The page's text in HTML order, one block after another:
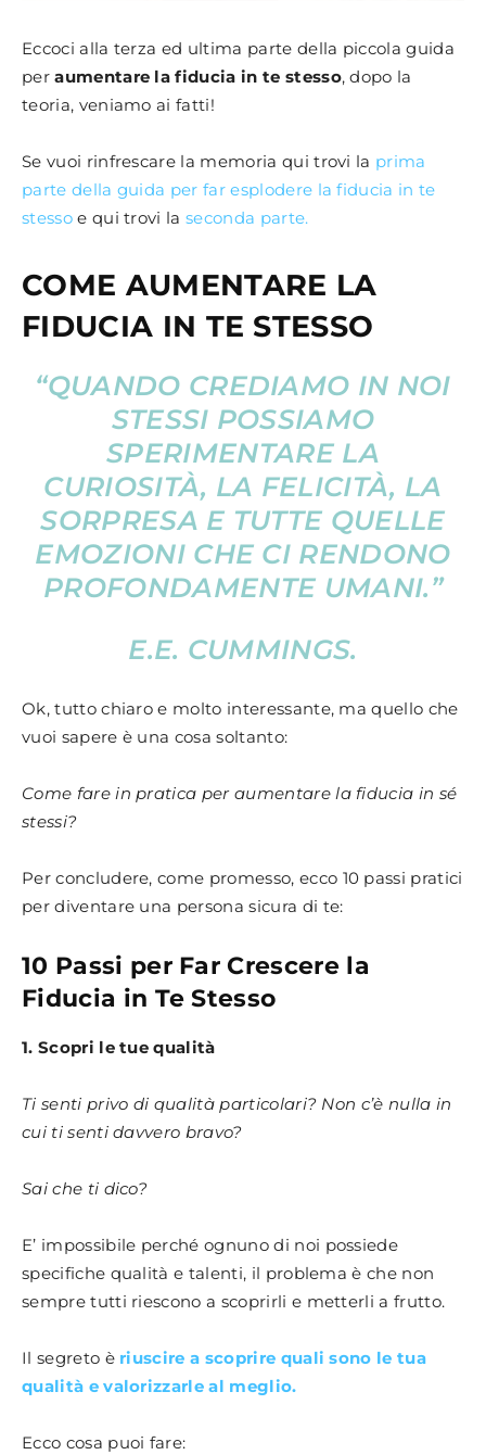
Eccoci alla terza ed ultima parte della piccola guida
peraumentare la fiducia in te stesso, dopo la
teoria, veniamo ai fatti!
Se vuoi rinfrescare la memoria qui trovi la prima
parte della guida per far esplodere la fiducia in te
stessoe qui trovi laseconda parte.
COME AUMENTARE LA
FIDUCIA IN TE STESSO
“QUANDO CREDIAMO IN NOI
STESSI POSSIAMO
SPERIMENTARE LA
CURIOSITÀ, LA FELICITÀ, LA
SORPRESA E TUTTE QUELLE
EMOZIONI CHE CI RENDONO
PROFONDAMENTE UMANI.”
E.E. CUMMINGS.
Ok, tutto chiaro e molto interessante, ma quello che
vuoi sapere è una cosa soltanto:
Come fare in pratica per aumentare la fiducia in sé
stessi?
Per concludere, come promesso, ecco 10 passi pratici
per diventare una persona sicura di te:
10 Passi per Far Crescere la
Fiducia in Te Stesso
1. Scopri le tue qualità
Ti senti privo di qualità particolari? Non c’è nulla in
cui ti senti davvero bravo?
Sai che ti dico?
E’ impossibile perché ognuno di noi possiede
specifiche qualità e talenti, il problema è che non
sempre tutti riescono a scoprirli e metterli a frutto.
Il segreto è riuscire a scoprire quali sono le tua
qualità e valorizzarle al meglio.
Ecco cosa puoi fare: